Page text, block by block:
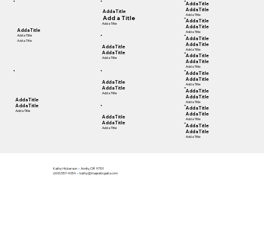
Add a Title
Add a Title
Add a Title
Add a Title
Add a Title
Add a Title
Add a Title
Add a Title
Add a Title
Add a Title
Add a Title
Add a Title
Add a Title
Add a Title
Add a Title
Add a Title
Add a Title
Add a Title
Add a Title
Add a Title
Add a Title
Add a Title
Add a Title
Add a Title
Add a Title
Add a Title
Add a Title
Add a Title
Add a Title
Add a Title
Add a Title
Add a Title
Add a Title
Add a Title
Add a Title
Add a Title
Add a Title
Add a Title
Add a Title
Add a Title
Add a Title
Add a Title
Kathy Hickerson •Amity, OR 97101
(603) 557-4054 • kathy@majesticgaits.com